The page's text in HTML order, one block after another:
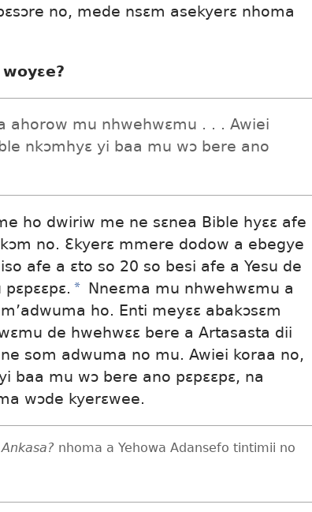
no, mede nsɛm asekyerɛ nhoma
ahorow mu nhwehwɛmu . . . Awiei
nkɔmhyɛ yi baa mu wɔ bere ano
ho dwiriw me ne sɛnea Bible hyɛɛ afe
no. Ɛkyerɛ mmere dodow a ebegye
afe a ɛto so 20 so besi afe a Yesu de
* Nneɛma mu nhwehwɛmu a
ho. Enti meyɛɛ abakɔsɛm
de hwehwɛɛ bere a Artasasta dii
som adwuma no mu. Awiei koraa no,
baa mu wɔ bere ano pɛpɛɛpɛ, na
wɔde kyerɛwee.
nhoma a Yehowa Adansefo tintimii no